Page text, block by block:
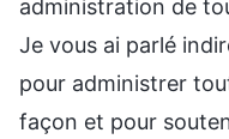
administration de
Je vous ai parlé
pour administrer
façon et pour